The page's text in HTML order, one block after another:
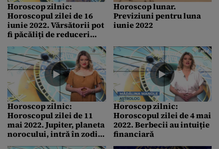
Horoscop zilnic:
Horoscopul zilei de 16
iunie 2022. Vărsătorii pot
fi păcăliți de reduceri
Horoscop lunar.
Previziuni pentru luna
iunie 2022
Horoscop zilnic:
Horoscopul zilei de 11
mai 2022. Jupiter, planeta
norocului, intră în zodia
Horoscop zilnic:
Horoscopul zilei de 4 mai
2022. Berbecii au intuiție
financiară